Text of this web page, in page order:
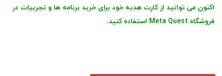
اکنون می توانید از کارت هدیه خود برای خرید برنامه ها و تجربیات در
فروشگاه Meta Quest استفاده کنید.